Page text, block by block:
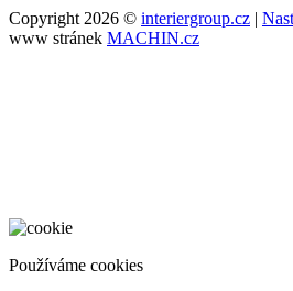
Copyright 2026 © interiergroup.cz |
www stránek MACHIN.cz
Používáme cookies